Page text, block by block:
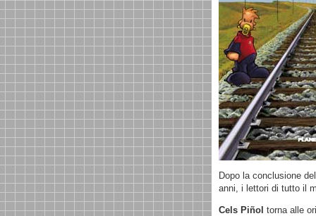
Dopo la conclusione
anni, i lettori di tutto il
Cels Piñol torna alle